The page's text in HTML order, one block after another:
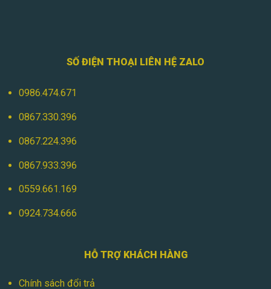
SỐ ĐIỆN THOẠI LIÊN HỆ ZALO
0986.474.671
0867.330.396
0867.224.396
0867.933.396
0559.661.169
0924.734.666
HỖ TRỢ KHÁCH HÀNG
Chính sách đổi trả